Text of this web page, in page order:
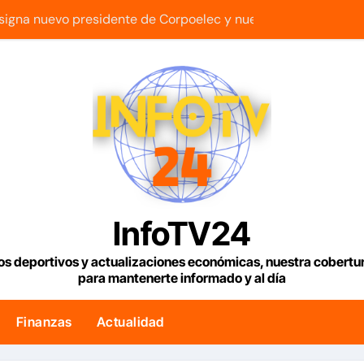
nuevo presidente de Corpoelec y nuevo viceministro
ninguna transición sino una ocupación a la fuerza
Gas de Manatee de Compañía Nacional de Gas de Trinidad y
2 outs en la 9na y superan 3-2 a Bravos en 10 innings tras
con armas de alta precisión contra la industria militar en
fin a la causa contra la exjuex Afiuni
en Venezuela entre el gobierno y la oposición
InfoTV24
deportivos y actualizaciones económicas, nuestra
para mantenerte informado y al día
Finanzas Actualidad